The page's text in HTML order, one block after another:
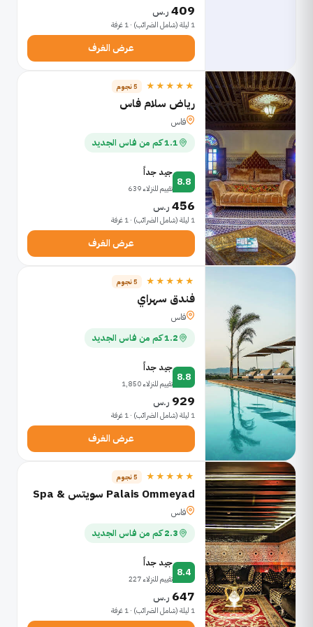
409 ر.س
1 ليلة (شامل الضرائب) · 1 غرفة
عرض الغرف
★★★★★ 5 نجوم
رياض سلام فاس
فاس
1.1 كم من فاس الجديد
8.8
جيد جداً
تقييم للنزلاء 639
456 ر.س
1 ليلة (شامل الضرائب) · 1 غرفة
عرض الغرف
★★★★★ 5 نجوم
فندق سهراي
فاس
1.2 كم من فاس الجديد
8.8
جيد جداً
تقييم للنزلاء 1,850
929 ر.س
1 ليلة (شامل الضرائب) · 1 غرفة
عرض الغرف
★★★★★ 5 نجوم
Palais Ommeyad سويتس & Spa
فاس
2.3 كم من فاس الجديد
8.4
جيد جداً
تقييم للنزلاء 227
647 ر.س
1 ليلة (شامل الضرائب) · 1 غرفة